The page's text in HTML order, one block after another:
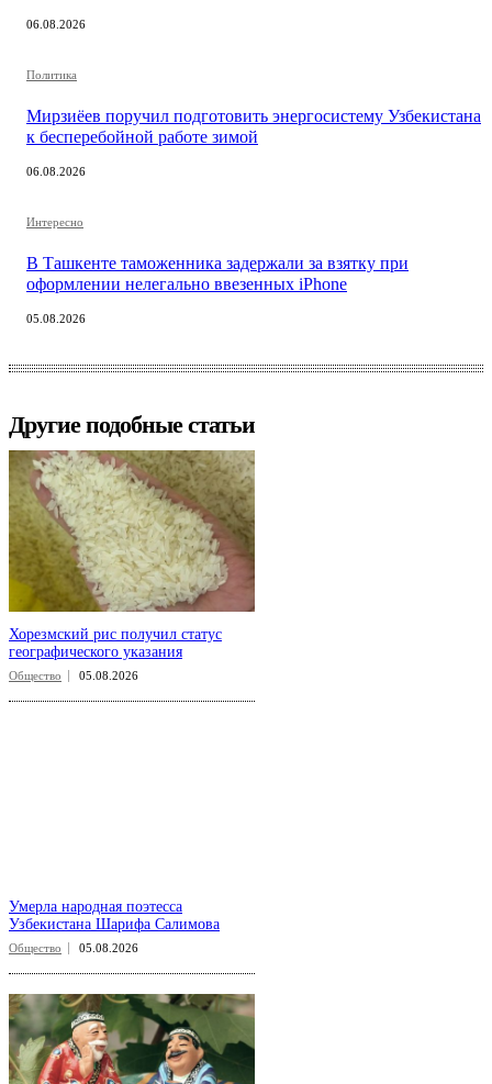
06.08.2026
Политика
Мирзиёев поручил подготовить энергосистему Узбекистана
к бесперебойной работе зимой
06.08.2026
Интересно
В Ташкенте таможенника задержали за взятку при
оформлении нелегально ввезенных iPhone
05.08.2026
Другие подобные статьи
Хорезмский рис получил статус
географического указания
Общество 05.08.2026
Умерла народная поэтесса
Узбекистана Шарифа Салимова
Общество 05.08.2026